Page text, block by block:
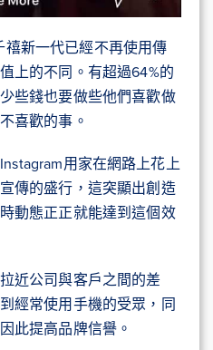
新一代已經不再使用傳
上的不同。有超過64%的
些錢也要做些他們喜歡做
喜歡的事。
用家在網路上花上
傳的盛行，這突顯出創造
動態正正就能達到這個效
近公司與客戶之間的差
經常使用手機的受眾，同
此提高品牌信譽。